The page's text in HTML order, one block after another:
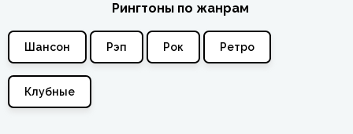
Рингтоны по жанрам
Шансон Рэп Рок Ретро
Клубные